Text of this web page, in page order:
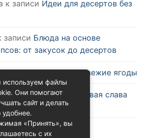
к записи Идеи для десертов без
записи Блюда на основе
от закусок до десертов
Как выбрать свежие ягоды
записиУдобство и новая слава
файлы
Они помогают
сайт и делать
удобнее.
«Принять», вы
с их